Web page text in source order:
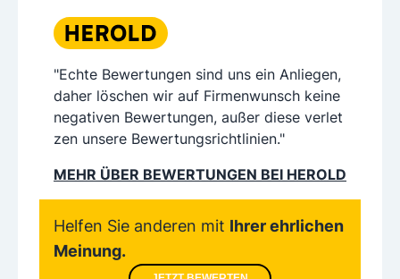
"Echte Bewertungen sind uns ein Anliegen,
daher löschen wir auf Firmenwunsch keine
negativen Bewertungen, außer diese verlet
zen unsere Bewertungsrichtlinien."
MEHR ÜBER BEWERTUNGEN BEI HEROLD
Helfen Sie anderen mit Ihrer ehrlichen
Meinung.